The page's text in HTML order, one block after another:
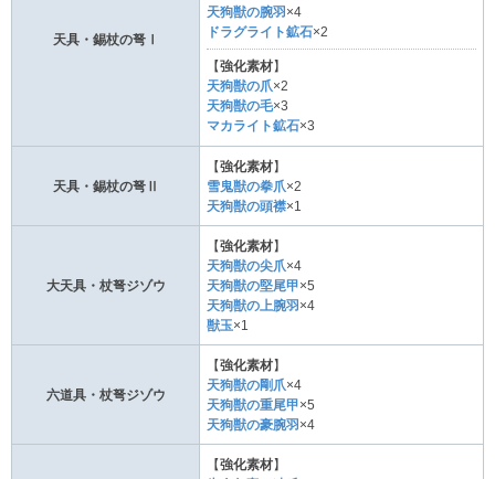
天具・錫杖の弩Ⅰ
天狗獣の腕羽 ×4
ドラグライト鉱石×2
【強化素材】
天狗獣の爪×2
天狗獣の毛×3
マカライト鉱石×3
天具・錫杖の弩Ⅱ
【強化素材】
雪鬼獣の拳爪×2
天狗獣の頭襟×1
大天具・杖弩ジゾウ
【強化素材】
天狗獣の尖爪×4
天狗獣の堅尾甲×5
天狗獣の上腕羽 ×4
獣玉×1
六道具・杖弩ジゾウ
【強化素材】
天狗獣の剛爪×4
天狗獣の重尾甲×5
天狗獣の豪腕羽 ×4
【強化素材】